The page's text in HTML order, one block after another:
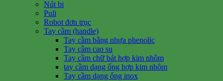
Nút bi
Puli
Robot đơn trục
Tay cầm (handle)
Tay cầm bằng nhựa phenolic
Tay cầm cao su
Tay cầm chữ bát hợp kim nhôm
tay cầm dạng ống hợp kim nhôm
Tay cầm dạng ống inox